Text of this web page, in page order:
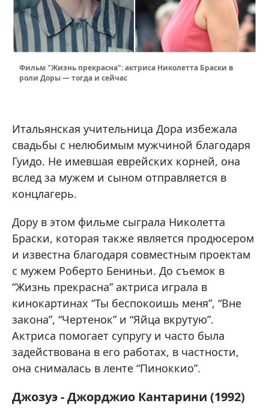
Фильм "Жизнь прекрасна": актриса Николетта Браски в
роли Доры — тогда и сейчас
Итальянская учительница Дора избежала
свадьбы с нелюбимым мужчиной благодаря
Гуидо. Не имевшая еврейских корней, она
вслед за мужем и сыном отправляется в
концлагерь.
Дору в этом фильме сыграла Николетта
Браски, которая также является продюсером
и известна благодаря совместным проектам
с мужем Роберто Бениньи. До съемок в
“Жизнь прекрасна” актриса играла в
кинокартинах “Ты беспокоишь меня”, “Вне
закона”, “Чертенок” и “Яйца вкрутую”.
Актриса помогает супругу и часто была
задействована в его работах, в частности,
она снималась в ленте “Пиноккио”.
Джозуэ - Джорджио Кантарини (1992)